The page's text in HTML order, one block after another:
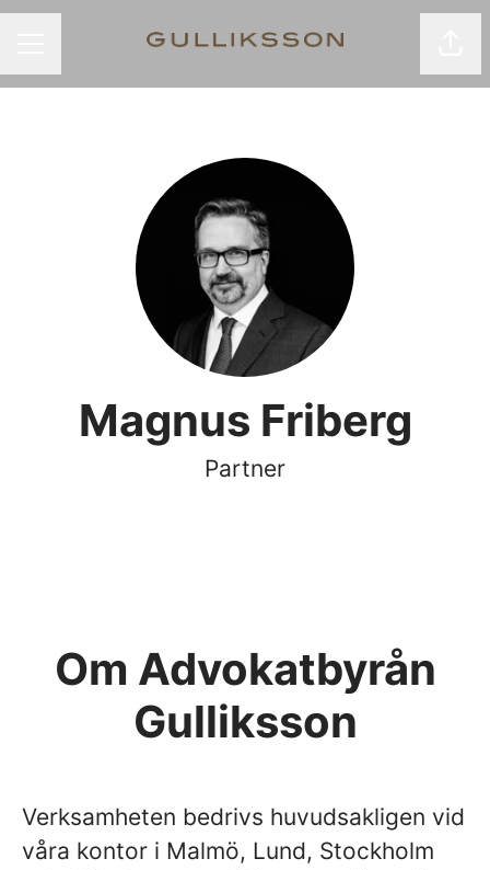
Magnus Friberg
Partner
Om Advokatbyrån
Gulliksson
Verksamheten bedrivs huvudsakligen vid
våra kontor i Malmö, Lund, Stockholm